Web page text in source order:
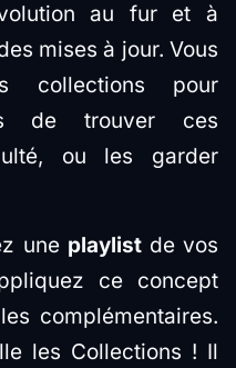
au fur et à
mises à jour. Vous
collections pour
de trouver ces
ou les garder
une playlist de vos
ce concept
complémentaires.
les Collections ! Il